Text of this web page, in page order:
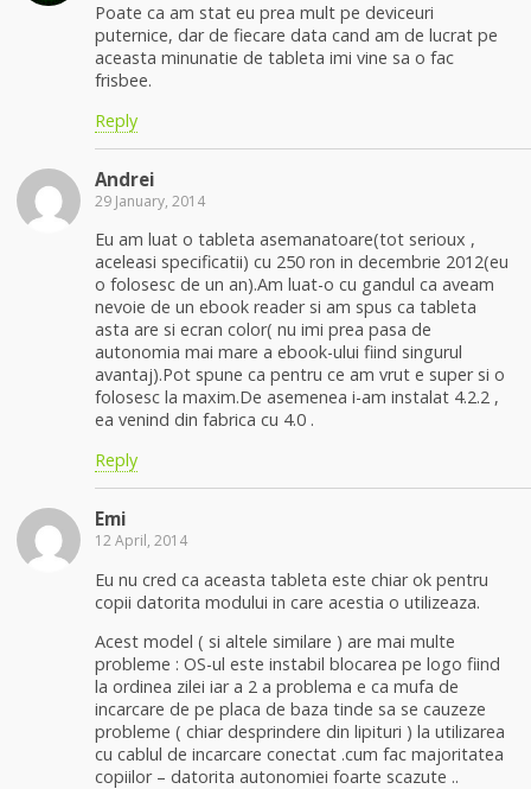
Poate ca am stat eu prea mult pe deviceuri
puternice, dar de fiecare data cand am de lucrat pe
aceasta minunatie de tableta imi vine sa o fac
frisbee.
Reply
Andrei
29 January, 2014
Eu am luat o tableta asemanatoare(tot serioux ,
aceleasi specificatii) cu 250 ron in decembrie 2012(eu
o folosesc de un an).Am luat-o cu gandul ca aveam
nevoie de un ebook reader si am spus ca tableta
asta are si ecran color( nu imi prea pasa de
autonomia mai mare a ebook-ului fiind singurul
avantaj).Pot spune ca pentru ce am vrut e super si o
folosesc la maxim.De asemenea i-am instalat 4.2.2 ,
ea venind din fabrica cu 4.0 .
Reply
Emi
12 April, 2014
Eu nu cred ca aceasta tableta este chiar ok pentru
copii datorita modului in care acestia o utilizeaza.
Acest model ( si altele similare ) are mai multe
probleme : OS-ul este instabil blocarea pe logo fiind
la ordinea zilei iar a 2 a problema e ca mufa de
incarcare de pe placa de baza tinde sa se cauzeze
probleme ( chiar desprindere din lipituri ) la utilizarea
cu cablul de incarcare conectat .cum fac majoritatea
copiilor – datorita autonomiei foarte scazute ..